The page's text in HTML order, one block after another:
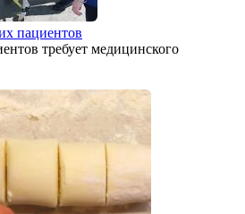
пациентов
требует медицинского